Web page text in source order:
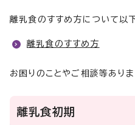
離乳食のすすめ方について以
離乳食のすすめ方
お困りのことやご相談等ありま
離乳食初期